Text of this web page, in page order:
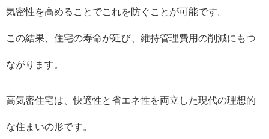
気密性を高めることでこれを防ぐことが可能です。
この結果、住宅の寿命が延び、維持管理費用の削減にもつ
ながります。
高気密住宅は、快適性と省エネ性を両立した現代の理想的
な住まいの形です。